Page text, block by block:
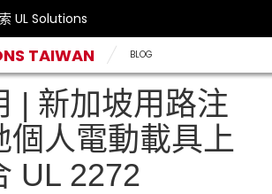
UL Solutions
TAIWAN BLOG
| 新加坡用路注
個人電動載具上
UL 2272